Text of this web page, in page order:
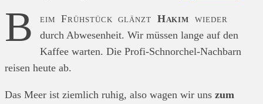
B eim Frühstück glänzt Hakim wieder
durch Abwesenheit. Wir müssen lange auf den
Kaffee warten. Die Profi-Schnorchel-Nachbarn
reisen heute ab.
Das Meer ist ziemlich ruhig, also wagen wir uns zum